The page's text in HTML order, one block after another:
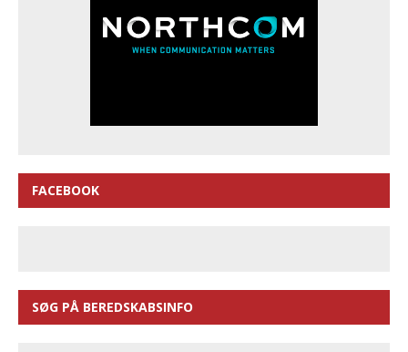
FACEBOOK
SØG PÅ BEREDSKABSINFO